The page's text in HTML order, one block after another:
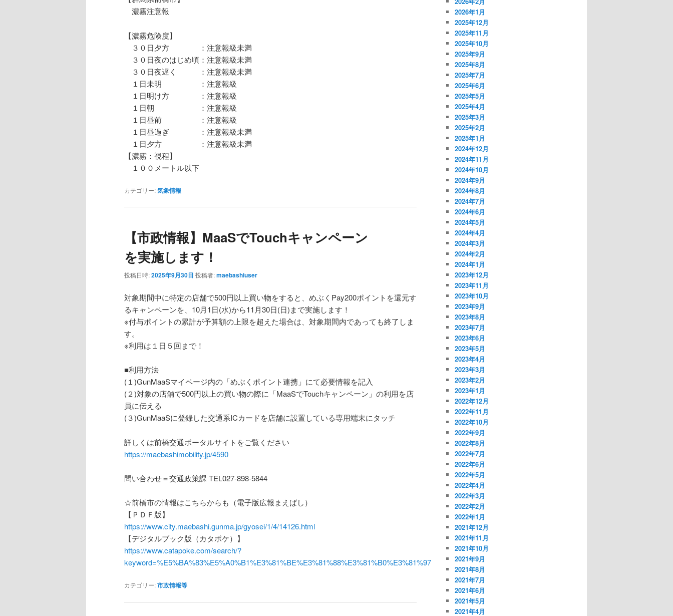
濃霧注意報
【濃霧危険度】
３０日夕方 ：注意報級未満
３０日夜のはじめ頃：注意報級未満
３０日夜遅く ：注意報級未満
１日未明 ：注意報級
１日明け方 ：注意報級
１日朝 ：注意報級
１日昼前 ：注意報級
１日昼過ぎ ：注意報級未満
１日夕方 ：注意報級未満
【濃霧：視程】
１００メートル以下
カテゴリー:気象情報
【市政情報】MaaSでTouchキャンペーン
を実施します！
投稿日時:2025年9月30日 投稿者:maebashiuser
対象期間中に特定の店舗で500円以上買い物をすると、めぶくPay200ポイントを還元す
るキャンペーンを、10月1日(水)から11月30日(日)まで実施します！
※付与ポイントの累計が予算額の上限を超えた場合は、対象期間内であっても終了しま
す。
※利用は１日５回まで！
■利用方法
(１)GunMaaSマイページ内の「めぶくポイント連携」にて必要情報を記入
(２)対象の店舗で500円以上の買い物の際に「MaaSでTouchキャンペーン」の利用を店
員に伝える
(３)GunMaaSに登録した交通系ICカードを店舗に設置している専用端末にタッチ
詳しくは前橋交通ポータルサイトをご覧ください
https://maebashimobility.jp/4590
問い合わせ＝交通政策課 TEL027-898-5844
☆前橋市の情報はこちらからも（電子版広報まえばし）
【ＰＤＦ版】
https://www.city.maebashi.gunma.jp/gyosei/1/4/14126.html
【デジタルブック版（カタポケ）】
https://www.catapoke.com/search/?
keyword=%E5%BA%83%E5%A0%B1%E3%81%BE%E3%81%88%E3%81%B0%E3%81%97
カテゴリー:市政情報等
2026年1月
2025年12月
2025年11月
2025年10月
2025年9月
2025年8月
2025年7月
2025年6月
2025年5月
2025年4月
2025年3月
2025年2月
2025年1月
2024年12月
2024年11月
2024年10月
2024年9月
2024年8月
2024年7月
2024年6月
2024年5月
2024年4月
2024年3月
2024年2月
2024年1月
2023年12月
2023年11月
2023年10月
2023年9月
2023年8月
2023年7月
2023年6月
2023年5月
2023年4月
2023年3月
2023年2月
2023年1月
2022年12月
2022年11月
2022年10月
2022年9月
2022年8月
2022年7月
2022年6月
2022年5月
2022年4月
2022年3月
2022年2月
2022年1月
2021年12月
2021年11月
2021年10月
2021年9月
2021年8月
2021年7月
2021年6月
2021年5月
2021年4月